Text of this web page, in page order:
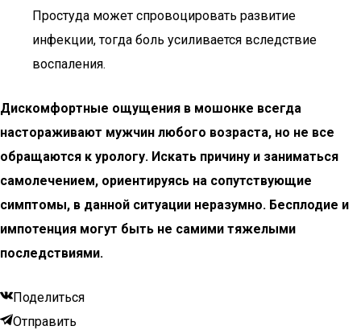
Простуда может спровоцировать развитие
инфекции, тогда боль усиливается вследствие
воспаления.
Дискомфортные ощущения в мошонке всегда
настораживают мужчин любого возраста, но не все
обращаются к урологу. Искать причину и заниматься
самолечением, ориентируясь на сопутствующие
симптомы, в данной ситуации неразумно. Бесплодие и
импотенция могут быть не самими тяжелыми
последствиями.
Поделиться
Отправить